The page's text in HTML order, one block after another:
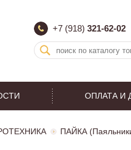
+7 (918) 321-62-02
ОПЛАТА И
ПАЙКА